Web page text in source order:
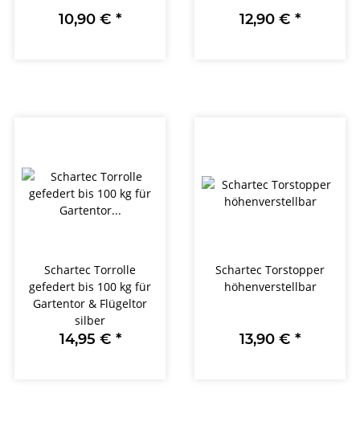
10,90 € * 12,90 € *
Schartec Torrolle
gefedert bis 100 kg für
Gartentor & Flügeltor
silber
14,95 € *
Schartec Torstopper
höhenverstellbar
13,90 € *